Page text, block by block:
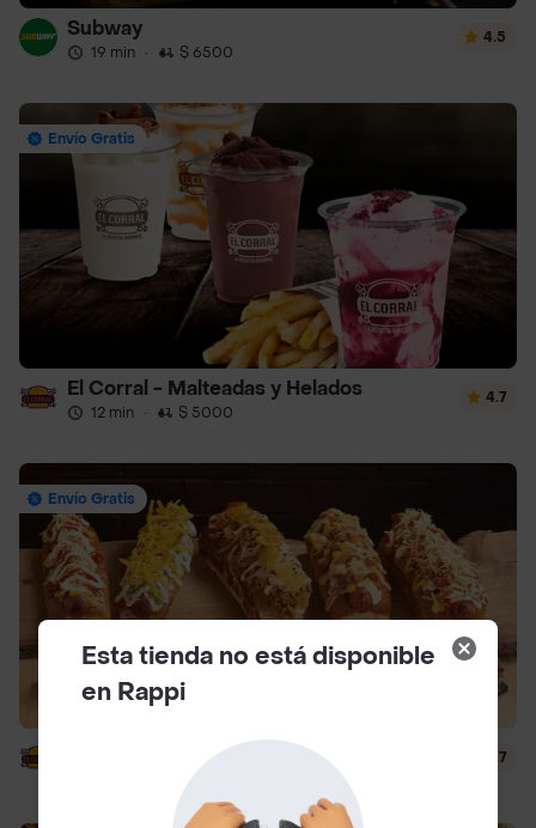
Subway
19 min · $ 6500
4.5
Envío Gratis
El Corral - Malteadas y Helados
12 min · $ 5000
4.7
Envío Gratis
El Corral - Vaqueros
$ 5000
4.7
Esta tienda no está disponible
en Rappi